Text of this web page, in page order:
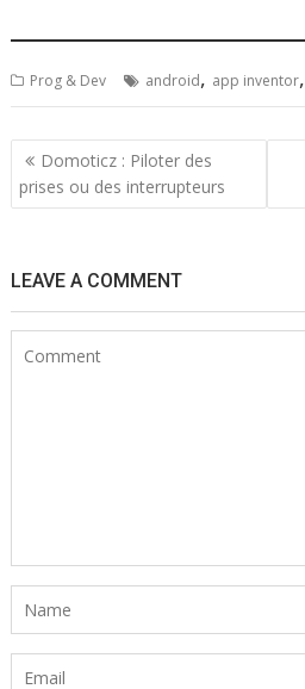
Prog & Dev android, app inventor,
Navigation
de
Domoticz : Piloter des
prises ou des interrupteurs
LEAVE A COMMENT